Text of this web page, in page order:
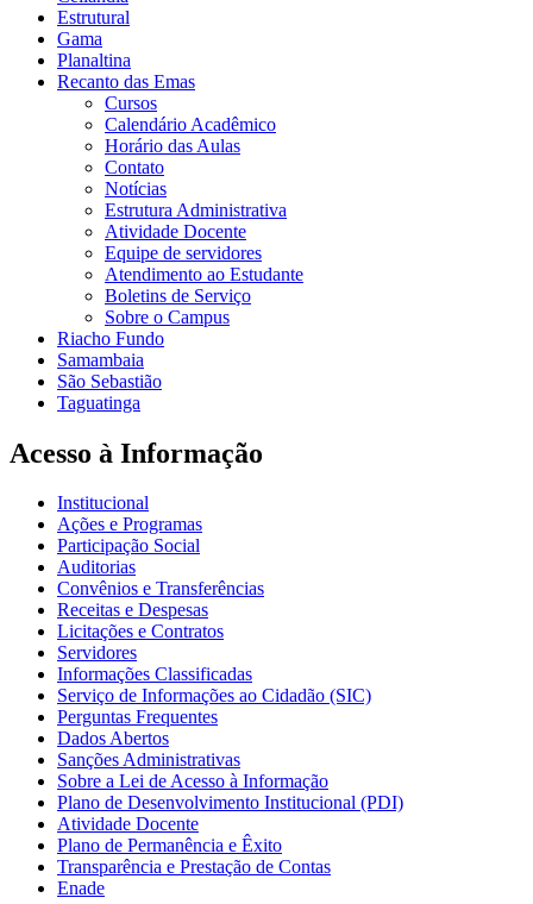
Estrutural
Gama
Planaltina
Recanto das Emas
Cursos
Calendário Acadêmico
Horário das Aulas
Contato
Notícias
Estrutura Administrativa
Atividade Docente
Equipe de servidores
Atendimento ao Estudante
Boletins de Serviço
Sobre o Campus
Riacho Fundo
Samambaia
São Sebastião
Taguatinga
Acesso à Informação
Institucional
Ações e Programas
Participação Social
Auditorias
Convênios e Transferências
Receitas e Despesas
Licitações e Contratos
Servidores
Informações Classificadas
Serviço de Informações ao Cidadão (SIC)
Perguntas Frequentes
Dados Abertos
Sanções Administrativas
Sobre a Lei de Acesso à Informação
Plano de Desenvolvimento Institucional (PDI)
Atividade Docente
Plano de Permanência e Êxito
Transparência e Prestação de Contas
Enade